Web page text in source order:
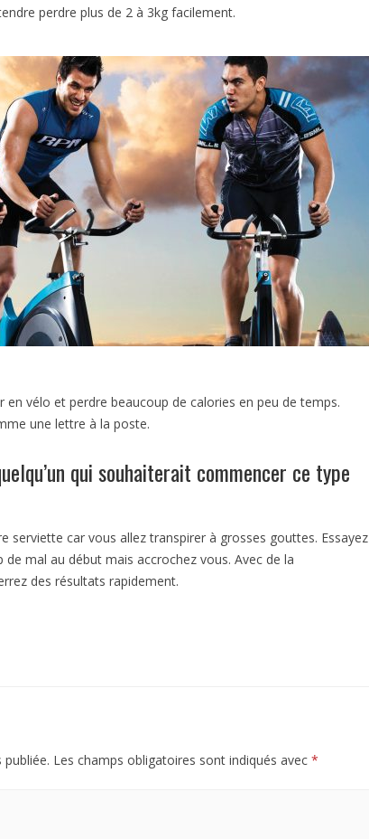
perdre plus de 2 à 3kg facilement.
vélo et perdre beaucoup de calories en peu de temps.
une lettre à la poste.
qui souhaiterait commencer ce type
serviette car vous allez transpirer à grosses gouttes. Essayez
de mal au début mais accrochez vous. Avec de la
des résultats rapidement.
Les champs obligatoires sont indiqués avec *